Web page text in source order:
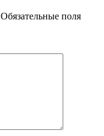
Обязательные поля